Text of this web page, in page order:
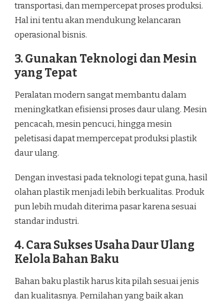
transportasi, dan mempercepat proses produksi.
Hal ini tentu akan mendukung kelancaran
operasional bisnis.
3. Gunakan Teknologi dan Mesin
yang Tepat
Peralatan modern sangat membantu dalam
meningkatkan efisiensi proses daur ulang. Mesin
pencacah, mesin pencuci, hingga mesin
peletisasi dapat mempercepat produksi plastik
daur ulang.
Dengan investasi pada teknologi tepat guna, hasil
olahan plastik menjadi lebih berkualitas. Produk
pun lebih mudah diterima pasar karena sesuai
standar industri.
4. Cara Sukses Usaha Daur Ulang
Kelola Bahan Baku
Bahan baku plastik harus kita pilah sesuai jenis
dan kualitasnya. Pemilahan yang baik akan